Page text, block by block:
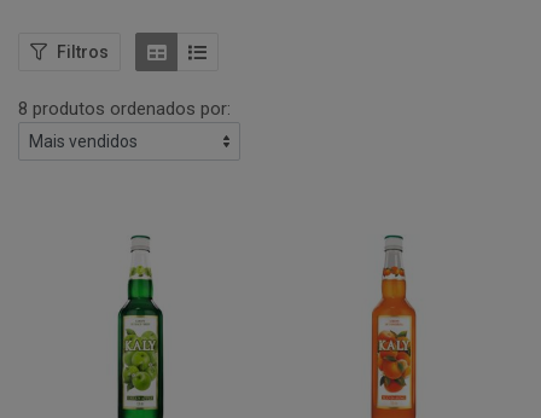
Filtros
8 produtos ordenados por: